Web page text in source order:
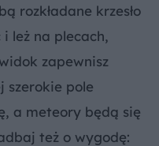
rozkładane krzesło
leż na plecach,
zapewnisz
szerokie pole
a meteory będą się
też o wygodę: